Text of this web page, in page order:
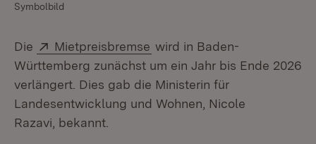
Symbolbild
Die Extern:
Mietpreisbremse (Öffnet in neuem Fenster)
wird in Baden-
Württemberg zunächst um ein Jahr bis Ende 2026
verlängert. Dies gab die Ministerin für
Landesentwicklung und Wohnen, Nicole
Razavi, bekannt.